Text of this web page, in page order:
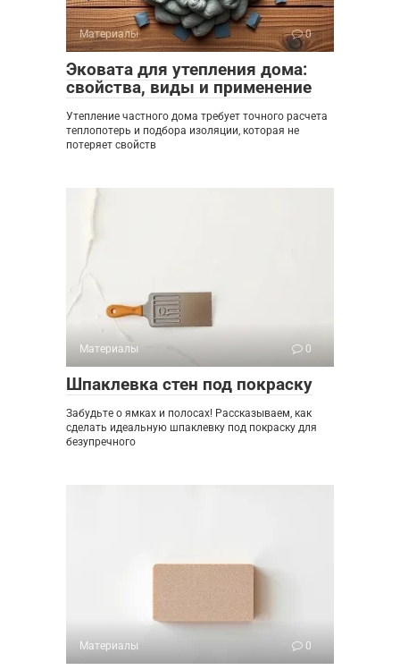
Материалы 0
Эковата для утепления дома:
свойства, виды и применение
Утепление частного дома требует точного расчета
теплопотерь и подбора изоляции, которая не
потеряет свойств
Материалы 0
Шпаклевка стен под покраску
Забудьте о ямках и полосах! Рассказываем, как
сделать идеальную шпаклевку под покраску для
безупречного
Материалы 0